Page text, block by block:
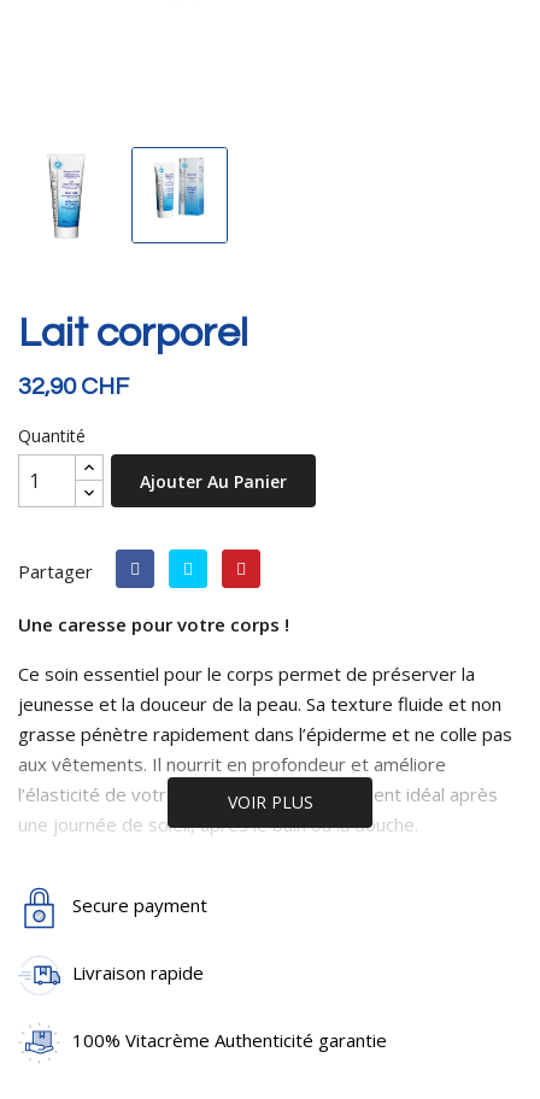
Lait corporel
32,90 CHF
Quantité
Ajouter Au Panier
Partager
Une caresse pour votre corps !
Ce soin essentiel pour le corps permet de préserver la
jeunesse et la douceur de la peau. Sa texture fluide et non
grasse pénètre rapidement dans l’épiderme et ne colle pas
aux vêtements. Il nourrit en profondeur et améliore
l’élasticité de votre peau. C’est le complément idéal après
une journée de soleil, après le bain ou la douche.
douche. Appliquer sur tout le corps et masser par
mouvements circulaires et ascendants jusqu’à complète
absorption.
hyaluronique, vitamine B12, allantoine, protéine de
VOIR PLUS
Secure payment
Livraison rapide
100% Vitacrème Authenticité garantie